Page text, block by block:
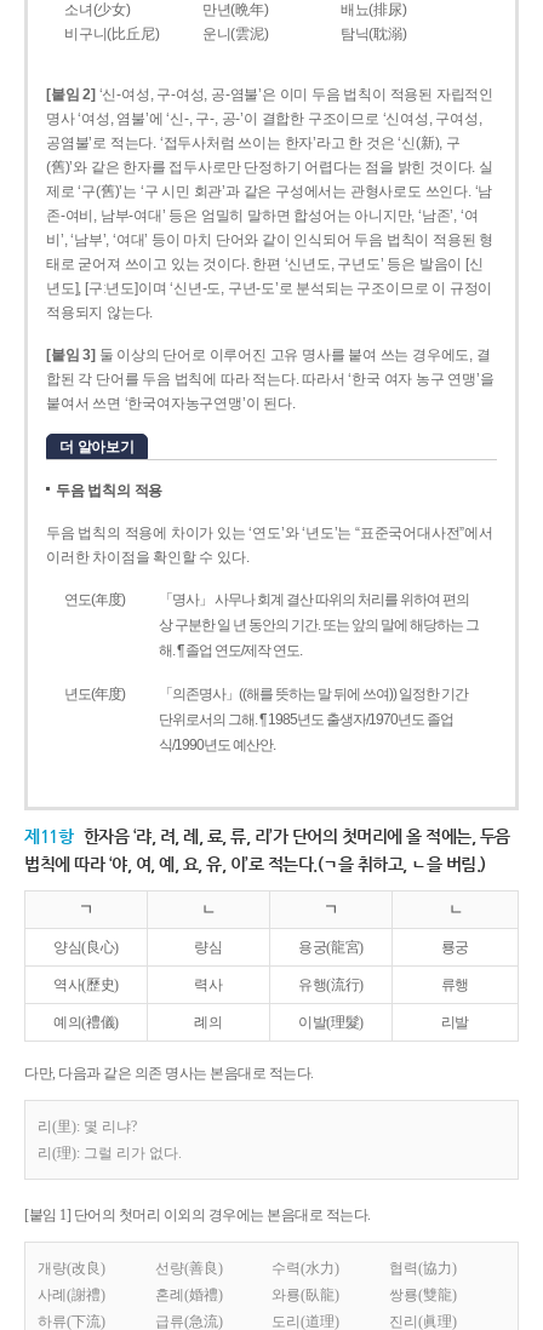
소녀(少女) 만년(晩年)
배뇨(排尿)
비구니(比丘尼)
운니(雲泥) 탐닉(耽溺)
[붙임 2] ‘신-여성, 구-여성, 공-염불’은 이미 두음 법칙이 적용된 자립적인
명사 ‘여성, 염불’에 ‘신-, 구-, 공-’이 결합한 구조이므로 ‘신여성, 구여성,
공염불’로 적는다. ‘접두사처럼 쓰이는 한자’라고 한 것은 ‘신(新), 구
(舊)’와 같은 한자를 접두사로만 단정하기 어렵다는 점을 밝힌 것이다. 실
제로 ‘구(舊)’는 ‘구 시민 회관’과 같은 구성에서는 관형사로도 쓰인다. ‘남
존­-여비, 남부-­여대’ 등은 엄밀히 말하면 합성어는 아니지만, ‘남존’, ‘여
비’, ‘남부’, ‘여대’ 등이 마치 단어와 같이 인식되어 두음 법칙이 적용된 형
태로 굳어져 쓰이고 있는 것이다. 한편 ‘신년도, 구년도’ 등은 발음이 [신
년도], [구ː년도]이며 ‘신년­-도, 구년-­도’로 분석되는 구조이므로 이 규정이
적용되지 않는다.
[붙임 3] 둘 이상의 단어로 이루어진 고유 명사를 붙여 쓰는 경우에도, 결
합된 각 단어를 두음 법칙에 따라 적는다. 따라서 ‘한국 여자 농구 연맹’을
붙여서 쓰면 ‘한국여자농구연맹’이 된다.
더 알아보기
두음 법칙의 적용
두음 법칙의 적용에 차이가 있는 ‘연도’와 ‘년도’는 “표준국어대사전”에서
이러한 차이점을 확인할 수 있다.
연도(年度)
「명사」 사무나 회계 결산 따위의 처리를 위하여 편의
상 구분한 일 년 동안의 기간. 또는 앞의 말에 해당하는 그
해. ¶ 졸업 연도/제작 연도.
년도(年度)
「의존명사」((해를 뜻하는 말 뒤에 쓰여)) 일정한 기간
단위로서의 그해. ¶ 1985년도 출생자/1970년도 졸업
식/1990년도 예산안.
제11항 한자음 ‘랴, 려, 례, 료, 류, 리’가 단어의 첫머리에 올 적에는, 두음
법칙에 따라 ‘야, 여, 예, 요, 유, 이’로 적는다.(ㄱ을 취하고, ㄴ을 버림.)
ㄱ ㄴ ㄱ ㄴ
양심(良心) 량심 용궁(龍宮) 룡궁
역사(歷史) 력사 유행(流行) 류행
예의(禮儀) 례의 이발(理髮) 리발
다만, 다음과 같은 의존 명사는 본음대로 적는다.
리(里): 몇 리냐?
리(理): 그럴 리가 없다.
[붙임 1] 단어의 첫머리 이외의 경우에는 본음대로 적는다.
개량(改良) 선량(善良) 수력(水力)
협력(協力)
사례(謝禮)
혼례(婚禮) 와룡(臥龍)
쌍룡(雙龍)
하류(下流)
급류(急流) 도리(道理) 진리(眞理)